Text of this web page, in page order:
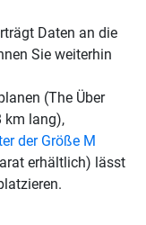
Daten an die
Sie weiterhin
(The Über
km lang),
der Größe M
erhältlich) lässt